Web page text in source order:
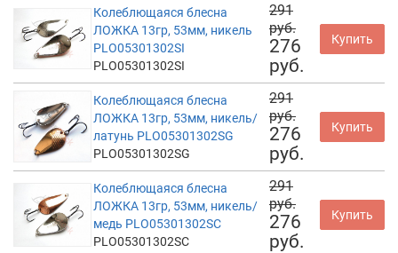
Колеблющаяся блесна
ЛОЖКА 13гр, 53мм, никель
PLO05301302SI
PLO05301302SI
291
руб.
276
руб.
Купить
Колеблющаяся блесна
ЛОЖКА 13гр, 53мм, никель/
латунь PLO05301302SG
PLO05301302SG
291
руб.
276
руб.
Купить
Колеблющаяся блесна
ЛОЖКА 13гр, 53мм, никель/
медь PLO05301302SC
PLO05301302SC
291
руб.
276
руб.
Купить